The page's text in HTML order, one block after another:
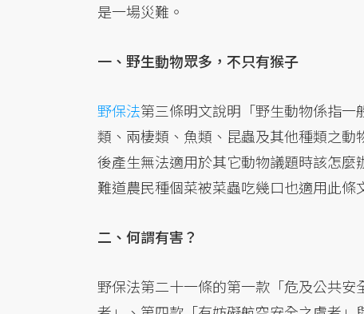
是一場災難。
一、野生動物眾多，不只有猴子
野保法第三條明文說明「野生動物係指
類、兩棲類、魚類、昆蟲及其他種類之
後產生無法適用於其它動物議題時該怎
難道農民種個菜被菜蟲吃幾口也適用此條
二、何謂有害？
野保法第二十一條的第一款「危及公共